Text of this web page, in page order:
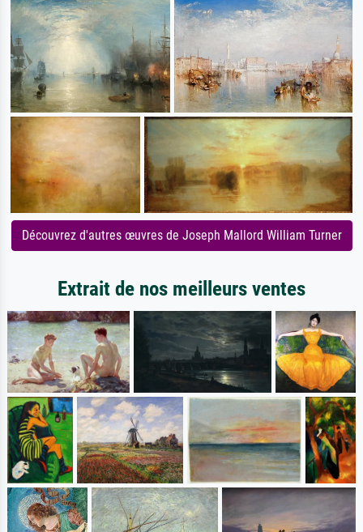
Découvrez d'autres œuvres de Joseph Mallord William Turner
Extrait de nos meilleurs ventes